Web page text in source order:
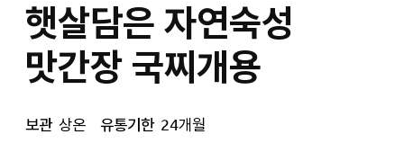
햇살담은 자연숙성
맛간장 국찌개용
보관 상온 유통기한 24개월